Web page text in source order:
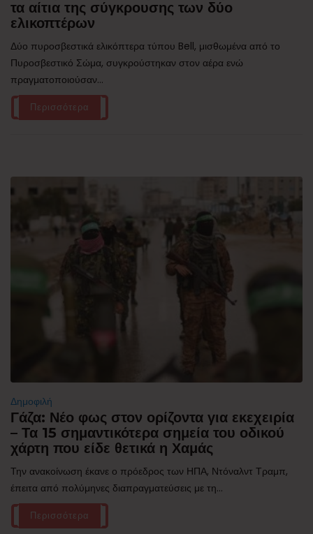
τα αίτια της σύγκρουσης των δύο
ελικοπτέρων
Δύο πυροσβεστικά ελικόπτερα τύπου Bell, μισθωμένα από το
Πυροσβεστικό Σώμα, συγκρούστηκαν στον αέρα ενώ
πραγματοποιούσαν...
Περισσότερα
Δημοφιλή
Γάζα: Νέο φως στον ορίζοντα για εκεχειρία
– Τα 15 σημαντικότερα σημεία του οδικού
χάρτη που είδε θετικά η Χαμάς
Την ανακοίνωση έκανε ο πρόεδρος των ΗΠΑ, Ντόναλντ Τραμπ,
έπειτα από πολύμηνες διαπραγματεύσεις με τη...
Περισσότερα